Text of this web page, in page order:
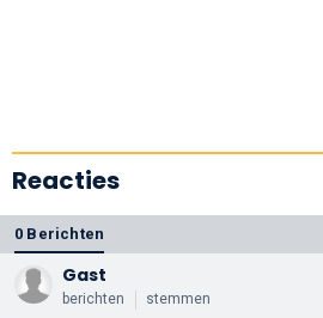
Reacties
0 Berichten
Gast
berichten stemmen